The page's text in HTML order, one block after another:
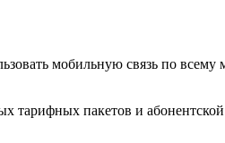
мобильную связь по всему
тарифных пакетов и